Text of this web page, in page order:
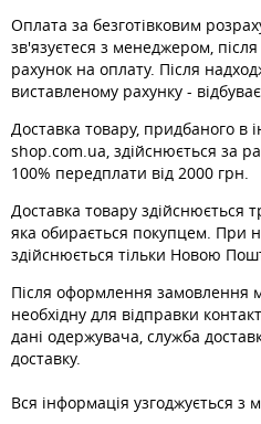
Оплата за безготівковим
зв'язуєтеся з менеджером,
рахунок на оплату. Після
виставленому рахунку -
Доставка товару, придбаного в
shop.com.ua, здійснюється за
100% передплати від 2000 грн.
Доставка товару здійснюється
яка обирається покупцем. При
здійснюється тільки Новою
Після оформлення замовлення
необхідну для відправки
дані одержувача, служба
доставку.
Вся інформація узгоджується